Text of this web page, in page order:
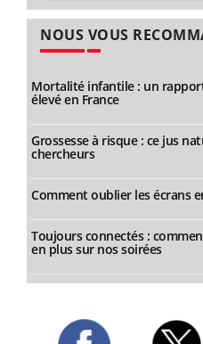
NOUS VOUS
Mortalité infantile : un
élevé en France
Grossesse à risque : ce jus
chercheurs
Comment oublier les écrans
Toujours connectés :
en plus sur nos soirées